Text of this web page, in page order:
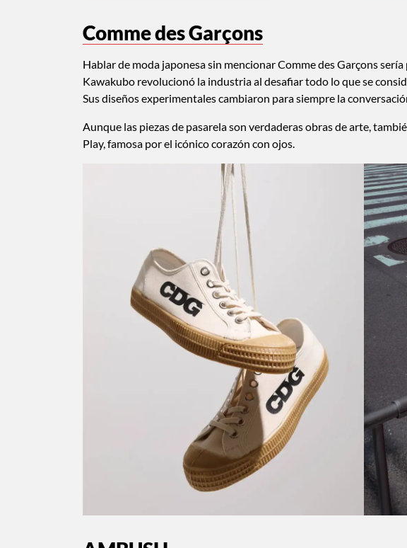
Comme des Garçons
Hablar de moda japonesa sin mencionar Comme des Garçons
Kawakubo revolucionó la industria al desafiar todo lo que se
Sus diseños experimentales cambiaron para siempre la
Aunque las piezas de pasarela son verdaderas obras de arte,
Play, famosa por el icónico corazón con ojos.